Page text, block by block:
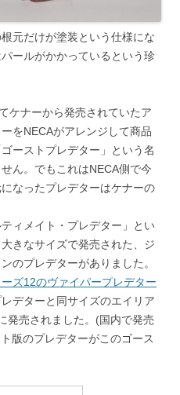
元だけが塗装という仕様にな
ールがかかっているという珍
ケナーから発売されていたア
をNECAがアレンジして商品
ーストプレデター」という名
ん。でもこれはNECA側で今
なったプレデターはケナーの
ィメイト・プレデター」とい
きなサイズで発売された、ジ
のプレデターがありました。
ズ12のヴァイパープレデター
デターと同サイズのエイリア
発売されました。(国内で発売
版のプレデターがこのゴース